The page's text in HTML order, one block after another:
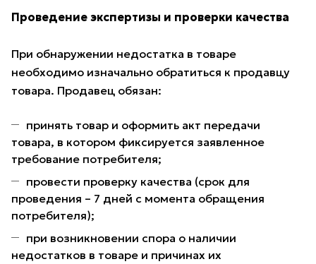
Проведение экспертизы и проверки качества
При обнаружении недостатка в товаре
необходимо изначально обратиться к продавцу
товара. Продавец обязан:
принять товар и оформить акт передачи
товара, в котором фиксируется заявленное
требование потребителя;
провести проверку качества (срок для
проведения – 7 дней с момента обращения
потребителя);
при возникновении спора о наличии
недостатков в товаре и причинах их